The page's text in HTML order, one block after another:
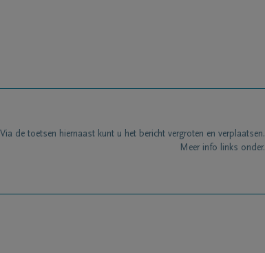
Via de toetsen hiernaast kunt u het bericht vergroten en verplaatsen.
Meer info links onder.